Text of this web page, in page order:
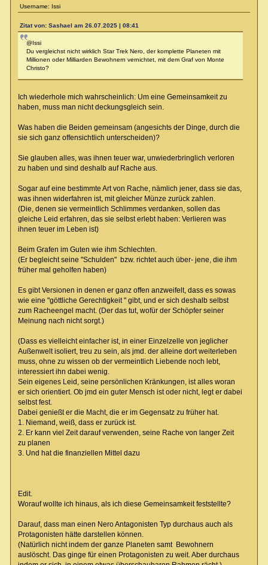
Username: Issi
Zitat von: Sashael am 26.07.2025 | 08:41
@Issi
Du vergleichst nicht wirklich Star Trek Nero, der komplette Planeten mit
Millionen oder Milliarden Bewohnern vernichtet, mit dem Graf von Monte
Christo?
Ich wiederhole mich wahrscheinlich: Um eine Gemeinsamkeit zu
haben, muss man nicht deckungsgleich sein.
Was haben die Beiden gemeinsam (angesichts der Dinge, durch die
sie sich ganz offensichtlich unterscheiden)?
Sie glauben alles, was ihnen teuer war, unwiederbringlich verloren
zu haben und sind deshalb auf Rache aus.
Sogar auf eine bestimmte Art von Rache, nämlich jener, dass sie das,
was ihnen widerfahren ist, mit gleicher Münze zurück zahlen.
(Die, denen sie vermeintlich Schlimmes verdanken, sollen das
gleiche Leid erfahren, das sie selbst erlebt haben: Verlieren was
ihnen teuer im Leben ist)
Beim Grafen im Guten wie ihm Schlechten.
(Er begleicht seine "Schulden" bzw. richtet auch über- jene, die ihm
früher mal geholfen haben)
Es gibt Versionen in denen er ganz offen anzweifelt, dass es sowas
wie eine "göttliche Gerechtigkeit " gibt, und er sich deshalb selbst
zum Racheengel macht. (Der das tut, wofür der Schöpfer seiner
Meinung nach nicht sorgt.)
(Dass es vielleicht einfacher ist, in einer Einzelzelle von jeglicher
Außenwelt isoliert, treu zu sein, als jmd. der alleine dort weiterleben
muss, ohne zu wissen ob der vermeintlich Liebende noch lebt,
interessiert ihn dabei wenig.
Sein eigenes Leid, seine persönlichen Kränkungen, ist alles woran
er sich orientiert. Ob jmd ein guter Mensch ist oder nicht, legt er dabei
selbst fest.
Dabei genießt er die Macht, die er im Gegensatz zu früher hat.
1. Niemand, weiß, dass er zurück ist.
2. Er kann viel Zeit darauf verwenden, seine Rache von langer Zeit
zu planen
3. Und hat die finanziellen Mittel dazu
Edit.
Worauf wollte ich hinaus, als ich diese Gemeinsamkeit feststellte?
Darauf, dass man einen Nero Antagonisten Typ durchaus auch als
Protagonisten hätte darstellen können.
(Natürlich nicht indem der ganze Planeten samt Bewohnern
auslöscht. Das ginge für einen Protagonisten zu weit. Aber durchaus